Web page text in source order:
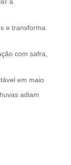
e transforma
com safra,
em maio
adiam